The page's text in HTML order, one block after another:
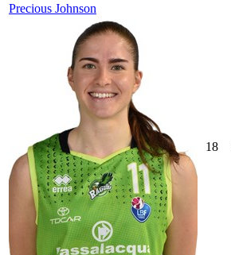
Precious Johnson
18